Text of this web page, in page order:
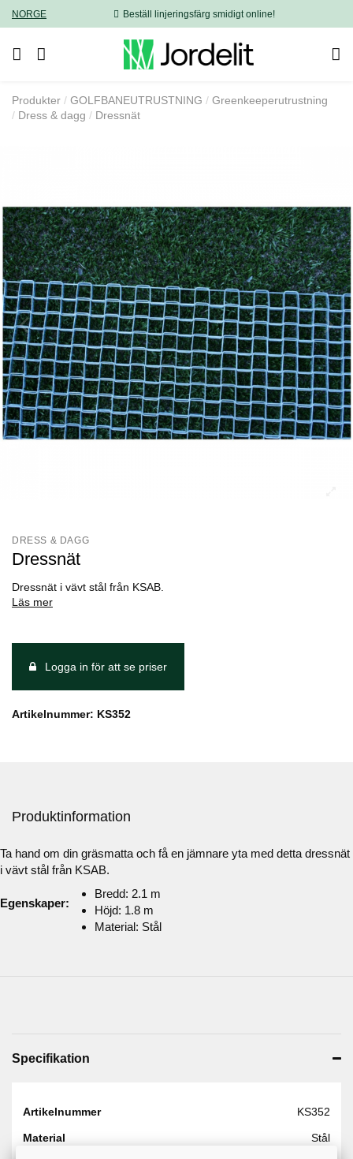
NORGE Beställ linjeringsfärg smidigt online!
Produkter GOLFBANEUTRUSTNING
Greenkeeperutrustning
Dress & dagg
Dressnät
DRESS & DAGG
Dressnät
Dressnät i vävt stål från KSAB.
Läs mer
Logga in för att se priser
Artikelnummer: KS352
Produktinformation
Ta hand om din gräsmatta och få en jämnare yta med detta dressnät
i vävt stål från KSAB.
Egenskaper:
Bredd: 2.1 m
Höjd: 1.8 m
Material: Stål
Specifikation
Artikelnummer KS352
Material Stål